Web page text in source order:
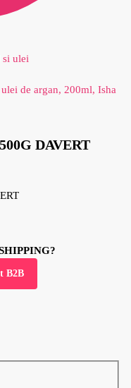
de argan, 200ml, Isha
DAVERT
B2B